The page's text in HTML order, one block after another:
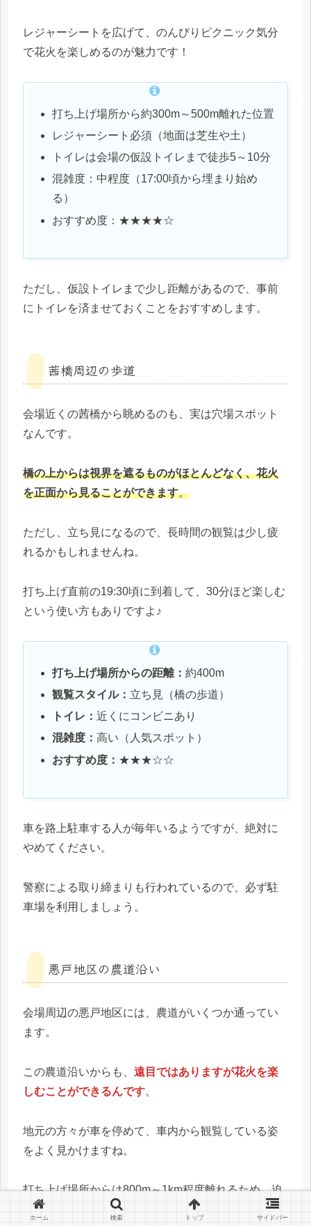
レジャーシートを広げて、のんびりピクニック気分
で花火を楽しめるのが魅力です！
打ち上げ場所から約300m～500m離れた位置
レジャーシート必須（地面は芝生や土）
トイレは会場の仮設トイレまで徒歩5～10分
混雑度：中程度（17:00頃から埋まり始め
る）
おすすめ度：★★★★☆
ただし、仮設トイレまで少し距離があるので、事前
にトイレを済ませておくことをおすすめします。
茜橋周辺の歩道
会場近くの茜橋から眺めるのも、実は穴場スポット
なんです。
橋の上からは視界を遮るものがほとんどなく、花火
を正面から見ることができます。
ただし、立ち見になるので、長時間の観覧は少し疲
れるかもしれませんね。
打ち上げ直前の19:30頃に到着して、30分ほど楽しむ
という使い方もありですよ♪
打ち上げ場所からの距離：約400m
観覧スタイル： 立ち見（橋の歩道）
トイレ：近くにコンビニあり
混雑度：高い（人気スポット）
おすすめ度： ★★★☆☆
車を路上駐車する人が毎年いるようですが、絶対に
やめてください。
警察による取り締まりも行われているので、必ず駐
車場を利用しましょう。
悪戸地区の農道沿い
会場周辺の悪戸地区には、農道がいくつか通ってい
ます。
この農道沿いからも、 遠目ではありますが花火を楽
しむことができるんです。
地元の方々が車を停めて、車内から観覧している姿
をよく見かけますね。
打ち上げ場所からは800m～1km程度離れるため、迫
力はやや劣りますが、混雑を避けたい方にはぴった
ホーム 検索 トップ サイドバー